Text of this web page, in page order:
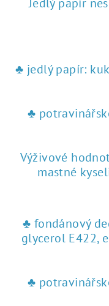
♣ jedlý papír:
♣
Výživové
mastné
♣ fondánový
glycerol E422,
♣